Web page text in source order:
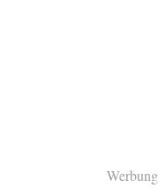
Werbung